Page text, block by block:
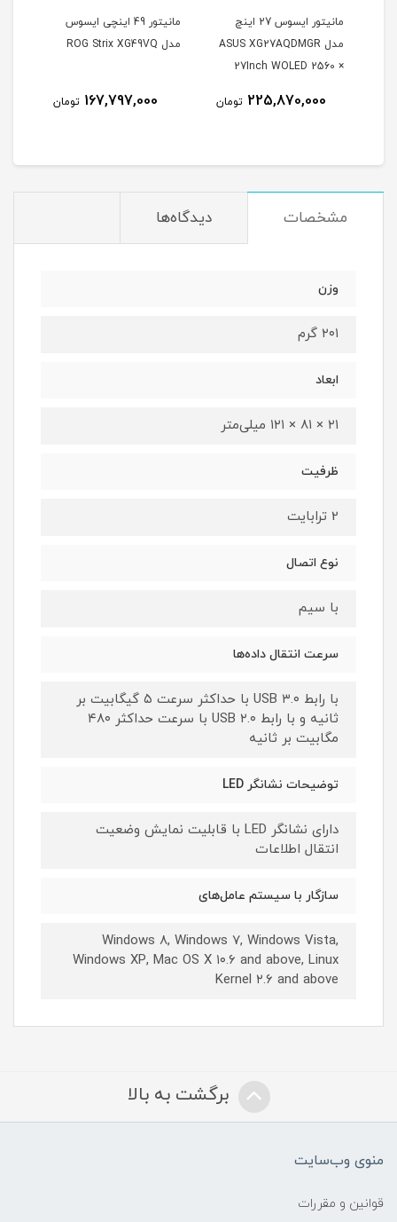
مانیتور ایسوس 27 اینچ
مدل ASUS XG27AQDMGR
27Inch WOLED 2560 ×
250Nits Matte ROG OLED
225,870,000 تومان
مانیتور 49 اینچی ایسوس
مدل ROG Strix XG49VQ
167,797,000 تومان
مشخصات دیدگاه‌ها
وزن
۲۰۱ گرم
ابعاد
۲۱ × ۸۱ × ۱۲۱ میلی‌متر
ظرفیت
2 ترابایت
نوع اتصال
با سیم
سرعت انتقال داده‌ها
با رابط USB ۳.۰ با حداکثر سرعت ۵ گیگابیت بر
ثانیه و با رابط USB ۲.۰ با سرعت حداکثر ۴۸۰
مگابیت بر ثانیه
توضیحات نشانگر LED
دارای نشانگر LED با قابلیت نمایش وضعیت
انتقال اطلاعات
سازگار با سیستم‌ عامل‌های
Windows ۸, Windows ۷, Windows Vista,
Windows XP, Mac OS X ۱۰.۶ and above, Linux
Kernel ۲.۶ and above
برگشت به بالا
منوی وب‌سایت
قوانین و مقررات